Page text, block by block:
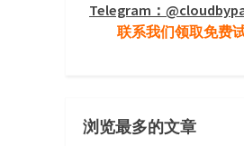
Telegram：
联系我们领取免费
浏览最多的文章